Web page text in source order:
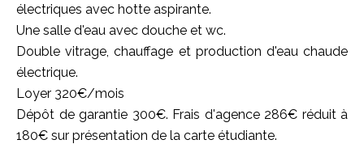
électriques avec hotte aspirante.
Une salle d'eau avec douche et wc.
Double vitrage, chauffage et production d'eau chaude
électrique.
Loyer 320€/mois
Dépôt de garantie 300€. Frais d'agence 286€ réduit à
180€ sur présentation de la carte étudiante.